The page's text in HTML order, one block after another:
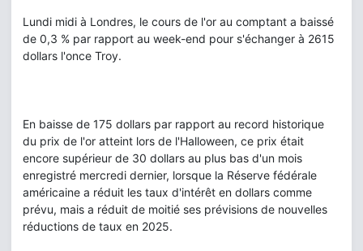
Lundi midi à Londres, le cours de l'or au comptant a baissé
de 0,3 % par rapport au week-end pour s'échanger à 2615
dollars l'once Troy.
En baisse de 175 dollars par rapport au record historique
du prix de l'or atteint lors de l'Halloween, ce prix était
encore supérieur de 30 dollars au plus bas d'un mois
enregistré mercredi dernier, lorsque la Réserve fédérale
américaine a réduit les taux d'intérêt en dollars comme
prévu, mais a réduit de moitié ses prévisions de nouvelles
réductions de taux en 2025.